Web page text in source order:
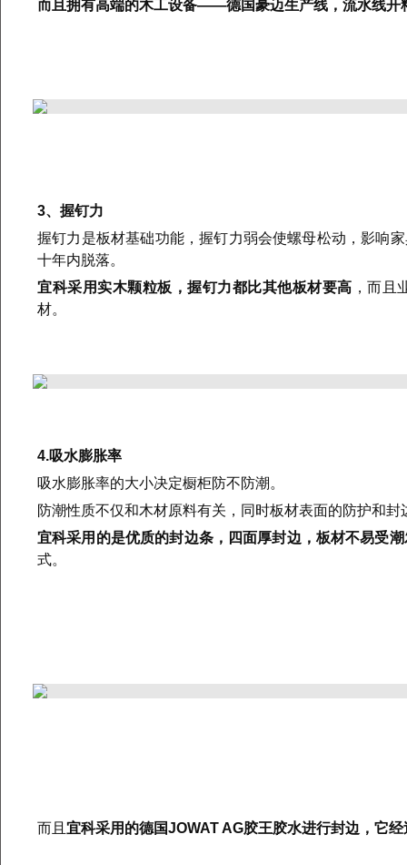
而且拥有高端的木工设备——德国豪迈生产线，流水线开
3、握钉力
握钉力是板材基础功能，握钉力弱会使螺母松动，影响
十年内脱落。
宜科采用实木颗粒板，握钉力都比其他板材要高 ，而且
材。
4.吸水膨胀率
吸水膨胀率的大小决定橱柜防不防潮。
防潮性质不仅和木材原料有关，同时板材表面的防护和
宜科采用的是优质的封边条，四面厚封边，板材不易受
式。
而且 宜科采用的德国JOWAT AG胶王胶水进行封边，它